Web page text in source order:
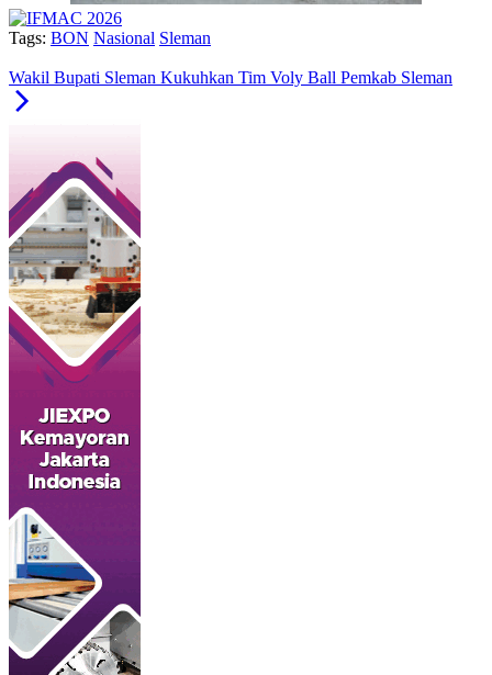
Tags: BON Nasional Sleman
Wakil Bupati Sleman Kukuhkan Tim Voly Ball Pemkab Sleman